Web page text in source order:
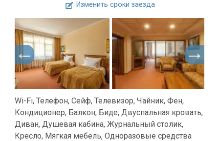
Изменить сроки заезда
Wi-Fi, Телефон, Сейф, Телевизор, Чайник, Фен,
Кондиционер, Балкон, Биде, Двуспальная кровать,
Диван, Душевая кабина, Журнальный столик,
Кресло, Мягкая мебель, Одноразовые средства